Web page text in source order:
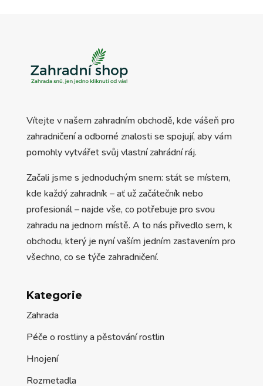
Vítejte v našem zahradním obchodě, kde vášeň pro
zahradničení a odborné znalosti se spojují, aby vám
pomohly vytvářet svůj vlastní zahrádní ráj.
Začali jsme s jednoduchým snem: stát se místem,
kde každý zahradník – ať už začátečník nebo
profesionál – najde vše, co potřebuje pro svou
zahradu na jednom místě. A to nás přivedlo sem, k
obchodu, který je nyní vaším jedním zastavením pro
všechno, co se týče zahradničení.
Kategorie
Zahrada
Péče o rostliny a pěstování rostlin
Hnojení
Rozmetadla